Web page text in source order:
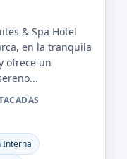
& Spa Hotel
en la tranquila
ofrece un
Interna